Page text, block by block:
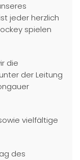
jeder herzlich
spielen
die
der Leitung
vielfältige
des